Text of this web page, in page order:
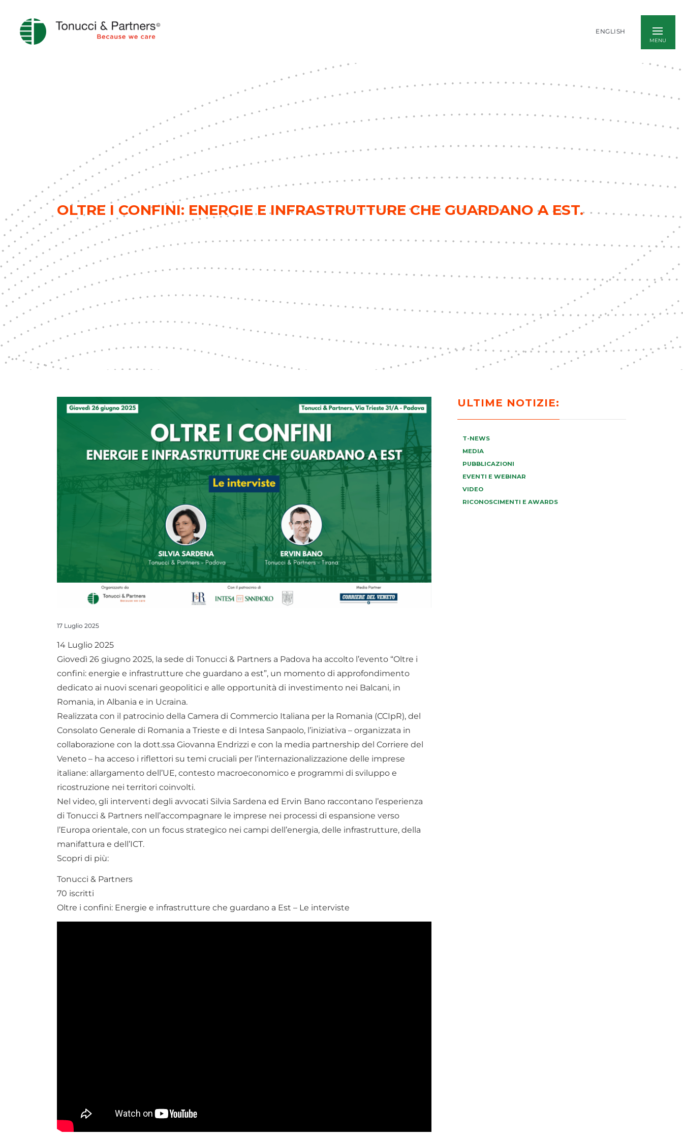
ENGLISH
OLTRE I CONFINI: ENERGIE E INFRASTRUTTURE CHE GUARDANO A EST.
17 Luglio 2025
14 Luglio 2025
Giovedì 26 giugno 2025, la sede di Tonucci & Partners a Padova ha accolto l’evento “Oltre i
confini: energie e infrastrutture che guardano a est”, un momento di approfondimento
dedicato ai nuovi scenari geopolitici e alle opportunità di investimento nei Balcani, in
Romania, in Albania e in Ucraina.
Realizzata con il patrocinio della Camera di Commercio Italiana per la Romania (CCIpR), del
Consolato Generale di Romania a Trieste e di Intesa Sanpaolo, l’iniziativa – organizzata in
collaborazione con la dott.ssa Giovanna Endrizzi e con la media partnership del Corriere del
Veneto – ha acceso i riflettori su temi cruciali per l’internazionalizzazione delle imprese
italiane: allargamento dell’UE, contesto macroeconomico e programmi di sviluppo e
ricostruzione nei territori coinvolti.
Nel video, gli interventi degli avvocati Silvia Sardena ed Ervin Bano raccontano l’esperienza
di Tonucci & Partners nell’accompagnare le imprese nei processi di espansione verso
l’Europa orientale, con un focus strategico nei campi dell’energia, delle infrastrutture, della
manifattura e dell’ICT.
Scopri di più:
Tonucci & Partners
70 iscritti
Oltre i confini: Energie e infrastrutture che guardano a Est – Le interviste
ULTIME NOTIZIE:
T-NEWS
MEDIA
PUBBLICAZIONI
EVENTI E WEBINAR
VIDEO
RICONOSCIMENTI E AWARDS